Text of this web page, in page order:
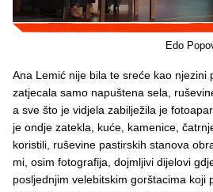
Edo
Ana Lemić nije bila te sreće kao njezini
zatjecala samo napuštena sela,
a sve što je vidjela zabilježila je
je ondje zatekla, kuće, kamenice,
koristili, ruševine pastirskih stanova
mi, osim fotografija, dojmljivi dijelovi
posljednjim velebitskim gorštacima koji